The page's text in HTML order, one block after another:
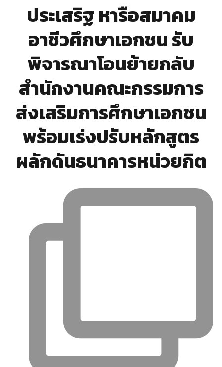
ประเสริฐ หารือสมาคม
อาชีวศึกษาเอกชน รับ
พิจารณาโอนย้ายกลับ
สำนักงานคณะกรรมการ
ส่งเสริมการศึกษาเอกชน
พร้อมเร่งปรับหลักสูตร
ผลักดันธนาคารหน่วยกิต